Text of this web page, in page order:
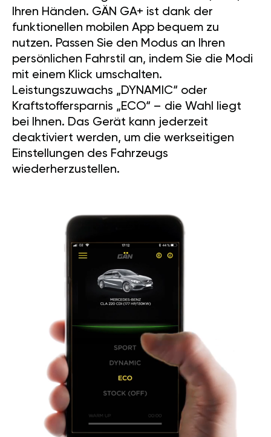
Ihren Händen. GÄN GA+ ist dank der
funktionellen mobilen App bequem zu
nutzen. Passen Sie den Modus an Ihren
persönlichen Fahrstil an, indem Sie die Modi
mit einem Klick umschalten.
Leistungszuwachs „DYNAMIC“ oder
Kraftstoffersparnis „ECO“ – die Wahl liegt
bei Ihnen. Das Gerät kann jederzeit
deaktiviert werden, um die werkseitigen
Einstellungen des Fahrzeugs
wiederherzustellen.